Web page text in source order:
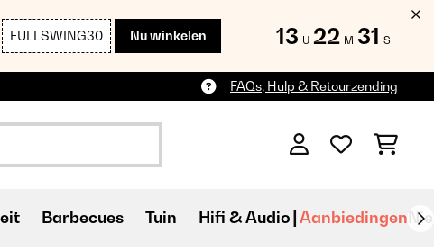
FULLSWING30 Nu winkelen 13 U 22 M 29 S
FAQs, Hulp & Retourzending
Barbecues Tuin Hifi & Audio Aanbiedingen